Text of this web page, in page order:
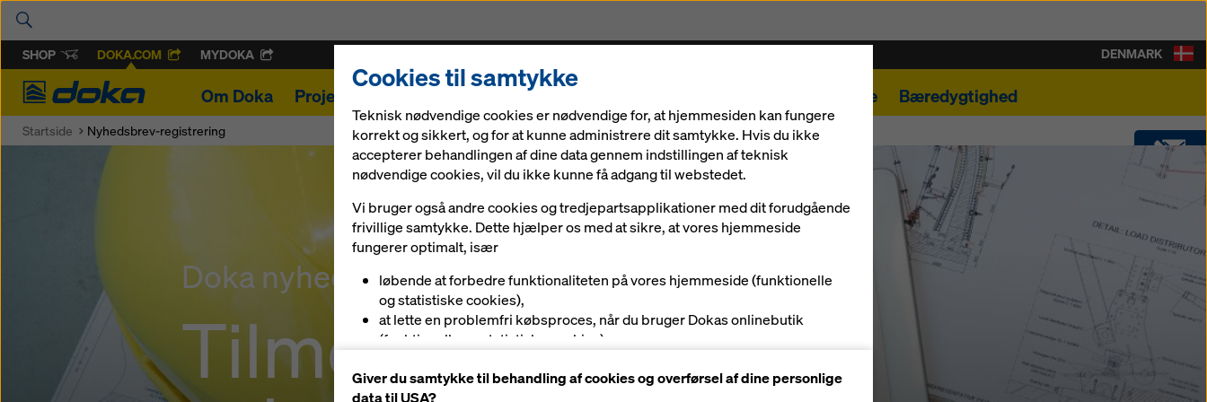
SHOP DOKA.COM MYDOKA
Doka
Om Doka Projekter Forskalling og service Karriere Bæredygtighed
KONTAKT
DOWNLOADS
DENMARK
Startside Nyhedsbrev-registrering
Doka nyhedsbrev
Tilmeld dig vores
Cookies til samtykke
Teknisk nødvendige cookies er nødvendige for, at hjemmesiden kan fungere
korrekt og sikkert, og for at kunne administrere dit samtykke. Hvis du ikke
accepterer behandlingen af dine data gennem indstillingen af teknisk
nødvendige cookies, vil du ikke kunne få adgang til webstedet.
Vi bruger også andre cookies og tredjepartsapplikationer med dit forudgående
frivillige samtykke. Dette hjælper os med at sikre, at vores hjemmeside
fungerer optimalt, især
løbende at forbedre funktionaliteten på vores hjemmeside (funktionelle
og statistiske cookies),
at lette en problemfri købsproces, når du bruger Dokas onlinebutik
(funktionelle og statistiske cookies),
(markedsføringscookies).
Giver du samtykke til behandling af cookies og overførsel af dine personlige
data til USA?